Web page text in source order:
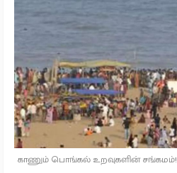
காணும் பொங்கல் உறவுகளின் சங்கமம்!